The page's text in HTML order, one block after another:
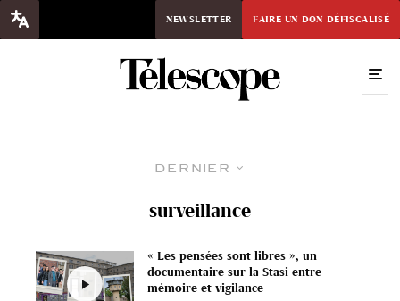
NEWSLETTER FAIRE UN DON DÉFISCALISÉ
Dernier
surveillance
« Les pensées sont libres », un
documentaire sur la Stasi entre
mémoire et vigilance